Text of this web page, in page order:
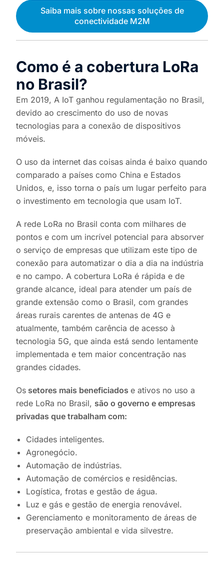
Saiba mais sobre nossas soluções de
conectividade M2M
Como é a cobertura LoRa
no Brasil?
Em 2019, A IoT ganhou regulamentação no Brasil,
devido ao crescimento do uso de novas
tecnologias para a conexão de dispositivos
móveis.
O uso da internet das coisas ainda é baixo quando
comparado a países como China e Estados
Unidos, e, isso torna o país um lugar perfeito para
o investimento em tecnologia que usam IoT.
A rede LoRa no Brasil conta com milhares de
pontos e com um incrível potencial para absorver
o serviço de empresas que utilizam este tipo de
conexão para automatizar o dia a dia na indústria
e no campo. A cobertura LoRa é rápida e de
grande alcance, ideal para atender um país de
grande extensão como o Brasil, com grandes
áreas rurais carentes de antenas de 4G e
atualmente, também carência de acesso à
tecnologia 5G, que ainda está sendo lentamente
implementada e tem maior concentração nas
grandes cidades.
Os setores mais beneficiadose ativos no uso a
rede LoRa no Brasil, são o governo e empresas
privadas que trabalham com:
Cidades inteligentes.
Agronegócio.
Automação de indústrias.
Automação de comércios e residências.
Logística, frotas e gestão de água.
Luz e gás e gestão de energia renovável.
Gerenciamento e monitoramento de áreas de
preservação ambiental e vida silvestre.